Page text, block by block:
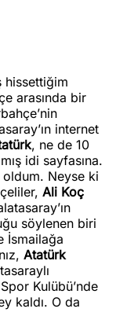
hissettiğim
arasında bir
internet
, ne de 10
idi sayfasına.
oldum. Neyse ki
Ali Koç
söylenen biri
İsmailağa
Atatürk
Kulübü’nde
kaldı. O da